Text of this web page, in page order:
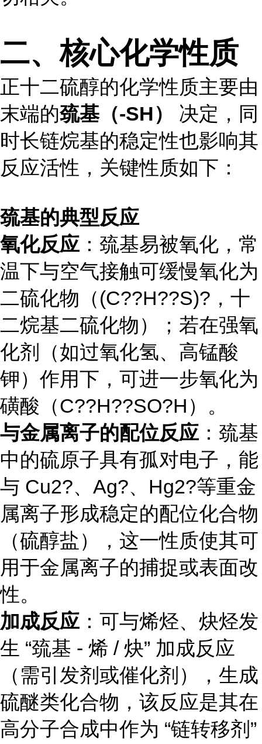
二、核心化学性质
正十二硫醇的化学性质主要由
末端的巯基（-SH）
决定，同
时长链烷基的稳定性也影响其
反应活性，关键性质如下：
巯基的典型反应
氧化反应 ：巯基易被氧化，常
温下与空气接触可缓慢氧化为
二硫化物（(C??H??S)?，十
二烷基二硫化物）；若在强氧
化剂（如过氧化氢、高锰酸
钾）作用下，可进一步氧化为
磺酸（C??H??SO?H）。
与金属离子的配位反应 ：巯基
中的硫原子具有孤对电子，能
与 Cu2?、Ag?、Hg2?等重金
属离子形成稳定的配位化合物
（硫醇盐），这一性质使其可
用于金属离子的捕捉或表面改
性。
加成反应 ：可与烯烃、炔烃发
生 “巯基 - 烯 / 炔” 加成反应
（需引发剂或催化剂），生成
硫醚类化合物，该反应是其在
高分子合成中作为 “链转移剂”